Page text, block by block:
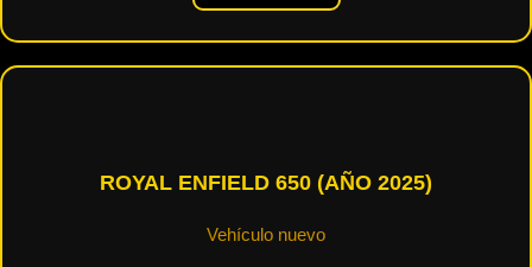
ROYAL ENFIELD 650 (AÑO 2025)
Vehículo nuevo